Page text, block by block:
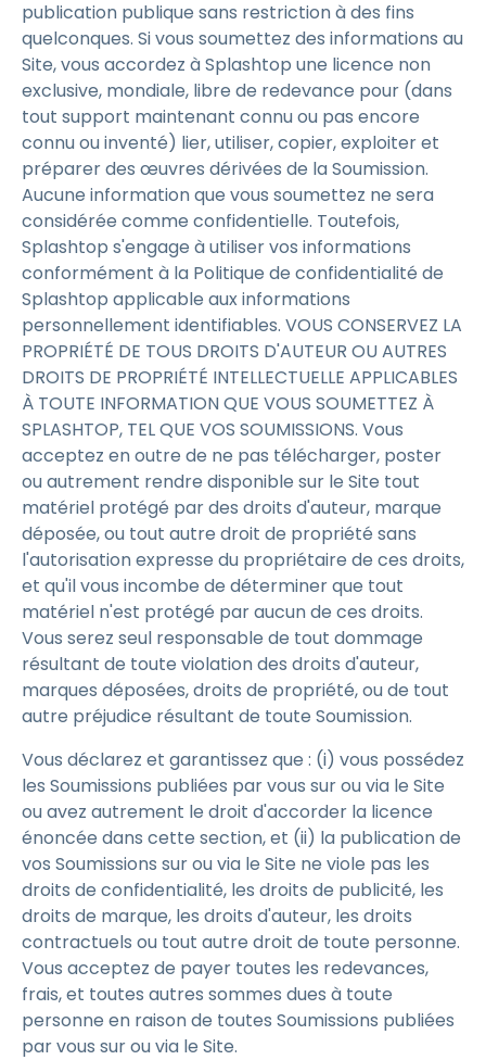
publication publique sans restriction à des fins
quelconques. Si vous soumettez des informations au
Site, vous accordez à Splashtop une licence non
exclusive, mondiale, libre de redevance pour (dans
tout support maintenant connu ou pas encore
connu ou inventé) lier, utiliser, copier, exploiter et
préparer des œuvres dérivées de la Soumission.
Aucune information que vous soumettez ne sera
considérée comme confidentielle. Toutefois,
Splashtop s'engage à utiliser vos informations
conformément à la Politique de confidentialité de
Splashtop applicable aux informations
personnellement identifiables. VOUS CONSERVEZ LA
PROPRIÉTÉ DE TOUS DROITS D'AUTEUR OU AUTRES
DROITS DE PROPRIÉTÉ INTELLECTUELLE APPLICABLES
À TOUTE INFORMATION QUE VOUS SOUMETTEZ À
SPLASHTOP, TEL QUE VOS SOUMISSIONS. Vous
acceptez en outre de ne pas télécharger, poster
ou autrement rendre disponible sur le Site tout
matériel protégé par des droits d'auteur, marque
déposée, ou tout autre droit de propriété sans
l'autorisation expresse du propriétaire de ces droits,
et qu'il vous incombe de déterminer que tout
matériel n'est protégé par aucun de ces droits.
Vous serez seul responsable de tout dommage
résultant de toute violation des droits d'auteur,
marques déposées, droits de propriété, ou de tout
autre préjudice résultant de toute Soumission.
Vous déclarez et garantissez que : (i) vous possédez
les Soumissions publiées par vous sur ou via le Site
ou avez autrement le droit d'accorder la licence
énoncée dans cette section, et (ii) la publication de
vos Soumissions sur ou via le Site ne viole pas les
droits de confidentialité, les droits de publicité, les
droits de marque, les droits d'auteur, les droits
contractuels ou tout autre droit de toute personne.
Vous acceptez de payer toutes les redevances,
frais, et toutes autres sommes dues à toute
personne en raison de toutes Soumissions publiées
par vous sur ou via le Site.